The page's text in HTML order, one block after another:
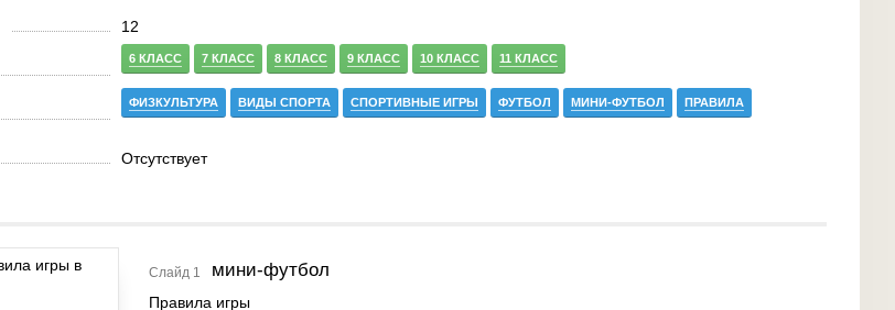
12
6 КЛАСС 7 КЛАСС 8 КЛАСС 9 КЛАСС 10 КЛАСС 11 КЛАСС
ФИЗКУЛЬТУРА ВИДЫ СПОРТА СПОРТИВНЫЕ ИГРЫ ФУТБОЛ МИНИ-ФУТБОЛ ПРАВИЛА
Отсутствует
Слайд 1 мини-футбол
Правила игры